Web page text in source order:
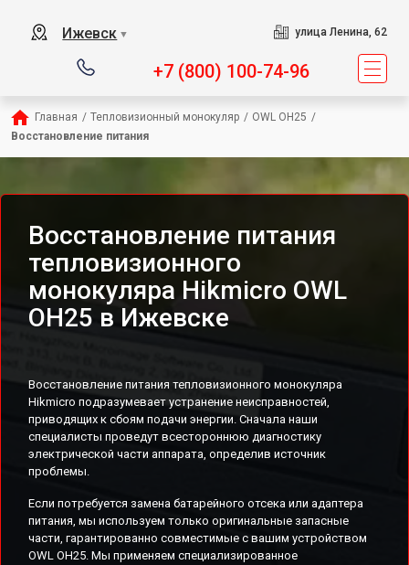
Ижевск ▼ улица Ленина, 62
+7 (800) 100-74-96
Главная / Тепловизионный монокуляр / OWL OH25 /
Восстановление питания
Восстановление питания
тепловизионного
монокуляра Hikmicro OWL
OH25 в Ижевске
Восстановление питания тепловизионного монокуляра
Hikmicro подразумевает устранение неисправностей,
приводящих к сбоям подачи энергии. Сначала наши
специалисты проведут всестороннюю диагностику
электрической части аппарата, определив источник
проблемы.
Если потребуется замена батарейного отсека или адаптера
питания, мы используем только оригинальные запасные
части, гарантированно совместимые с вашим устройством
OWL OH25. Мы применяем специализированное